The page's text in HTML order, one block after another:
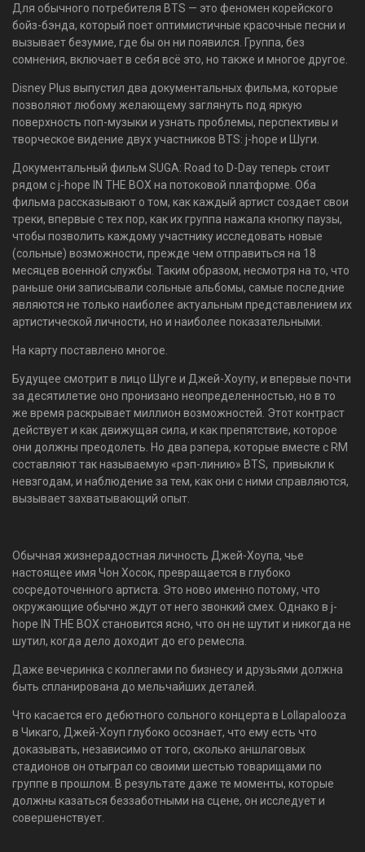
Для обычного потребителя BTS — это феномен корейского
бойз-бэнда, который поет оптимистичные красочные песни и
вызывает безумие, где бы он ни появился. Группа, без
сомнения, включает в себя всё это, но также и многое другое.
Disney Plus выпустил два документальных фильма, которые
позволяют любому желающему заглянуть под яркую
поверхность поп-музыки и узнать проблемы, перспективы и
творческое видение двух участников BTS: j-hope и Шуги.
Документальный фильм SUGA: Road to D-Day теперь стоит
рядом с j-hope IN THE BOX на потоковой платформе. Оба
фильма рассказывают о том, как каждый артист создает свои
треки, впервые с тех пор, как их группа нажала кнопку паузы,
чтобы позволить каждому участнику исследовать новые
(сольные) возможности, прежде чем отправиться на 18
месяцев военной службы. Таким образом, несмотря на то, что
раньше они записывали сольные альбомы, самые последние
являются не только наиболее актуальным представлением их
артистической личности, но и наиболее показательными.
На карту поставлено многое.
Будущее смотрит в лицо Шуге и Джей-Хоупу, и впервые почти
за десятилетие оно пронизано неопределенностью, но в то
же время раскрывает миллион возможностей. Этот контраст
действует и как движущая сила, и как препятствие, которое
они должны преодолеть. Но два рэпера, которые вместе с RM
составляют так называемую «рэп-линию» BTS, привыкли к
невзгодам, и наблюдение за тем, как они с ними справляются,
вызывает захватывающий опыт.
Обычная жизнерадостная личность Джей-Хоупа, чье
настоящее имя Чон Хосок, превращается в глубоко
сосредоточенного артиста. Это ново именно потому, что
окружающие обычно ждут от него звонкий смех. Однако в j-
hope IN THE BOX становится ясно, что он не шутит и никогда не
шутил, когда дело доходит до его ремесла.
Даже вечеринка с коллегами по бизнесу и друзьями должна
быть спланирована до мельчайших деталей.
Что касается его дебютного сольного концерта в Lollapalooza
в Чикаго, Джей-Хоуп глубоко осознает, что ему есть что
доказывать, независимо от того, сколько аншлаговых
стадионов он отыграл со своими шестью товарищами по
группе в прошлом. В результате даже те моменты, которые
должны казаться беззаботными на сцене, он исследует и
совершенствует.